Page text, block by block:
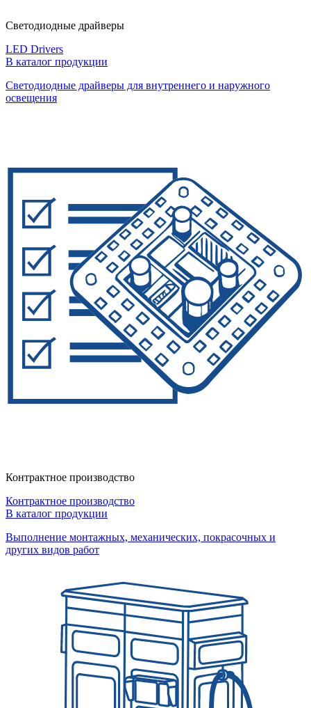
Светодиодные драйверы
LED Drivers
В каталог продукции
Светодиодные драйверы для внутреннего и наружного
освещения
Контрактное производство
Контрактное производство
В каталог продукции
Выполнение монтажных, механических, покрасочных и
других видов работ